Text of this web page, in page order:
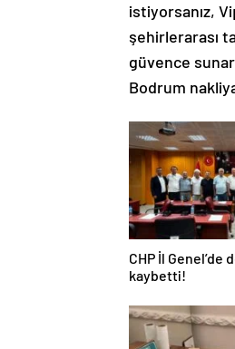
istiyorsanız,
şehirlerarası
güvence
Bodrum
CHP İl Genel’de
kaybetti!